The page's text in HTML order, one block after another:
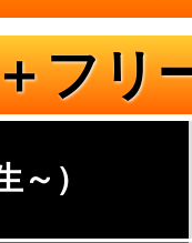
フリ
～）